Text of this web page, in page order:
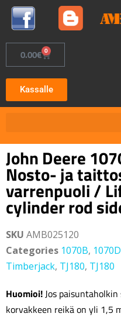
0.00€ 0
Kassalle
John Deere
Nosto- ja
varrenpuoli /
cylinder rod
SKU AMB025120
Categories 1070B, 1070D
Timberjack, TJ180, TJ180
Huomioi!Jos
korvakkeen reikä on yli 1,5